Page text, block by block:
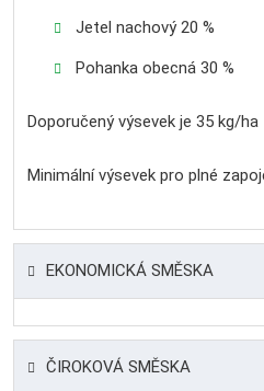
Jetel nachový 20 %
Pohanka obecná 30 %
Doporučený výsevek je 35 kg/ha
Minimální výsevek pro plné
EKONOMICKÁ SMĚSKA
ČIROKOVÁ SMĚSKA